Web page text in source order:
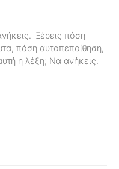
Ξέρεις πόση
πόση αυτοπεποίθηση,
η λέξη; Να ανήκεις.